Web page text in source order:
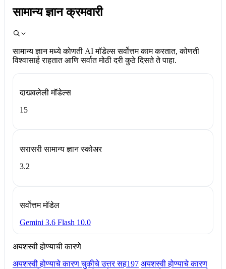
सामान्य ज्ञान क्रमवारी
सामान्य ज्ञान मध्ये कोणती AI मॉडेल्स सर्वोत्तम काम करतात, कोणती
विश्वासार्ह राहतात आणि सर्वात मोठी दरी कुठे दिसते ते पाहा.
दाखवलेली मॉडेल्स
15
सरासरी सामान्य ज्ञान स्कोअर
3.2
सर्वोत्तम मॉडेल
Gemini 3.6 Flash 10.0
अयशस्वी होण्याची कारणे
अयशस्वी होण्याचे कारण चुकीचे उत्तर सह197 अयशस्वी होण्याचे कारण